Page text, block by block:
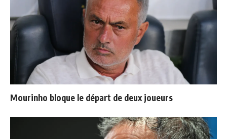
Mourinho bloque le départ de deux joueurs